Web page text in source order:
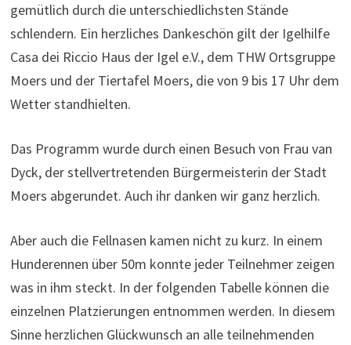
gemütlich durch die unterschiedlichsten Stände
schlendern. Ein herzliches Dankeschön gilt der Igelhilfe
Casa dei Riccio Haus der Igel e.V., dem THW Ortsgruppe
Moers und der Tiertafel Moers, die von 9 bis 17 Uhr dem
Wetter standhielten.
Das Programm wurde durch einen Besuch von Frau van
Dyck, der stellvertretenden Bürgermeisterin der Stadt
Moers abgerundet. Auch ihr danken wir ganz herzlich.
Aber auch die Fellnasen kamen nicht zu kurz. In einem
Hunderennen über 50m konnte jeder Teilnehmer zeigen
was in ihm steckt. In der folgenden Tabelle können die
einzelnen Platzierungen entnommen werden. In diesem
Sinne herzlichen Glückwunsch an alle teilnehmenden